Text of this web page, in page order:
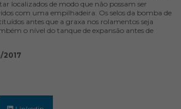
localizados de modo que não possam ser
com uma empilhadeira. Os selos da bomba de
antes que a graxa nos rolamentos seja
o nível do tanque de expansão antes de
2017